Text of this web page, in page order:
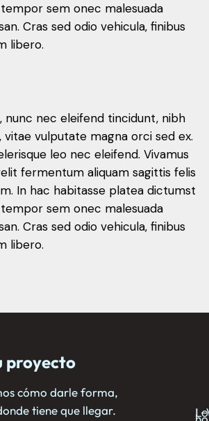
sem onec malesuada
Cras sed odio vehicula, finibus
libero.
nunc nec eleifend tincidunt, nibh
vulputate magna orci sed ex.
leo nec eleifend. Vivamus
fermentum aliquam sagittis felis
In hac habitasse platea dictumst
sem onec malesuada
Cras sed odio vehicula, finibus
libero.
proyecto
cómo darle forma,
tiene que llegar.
L-